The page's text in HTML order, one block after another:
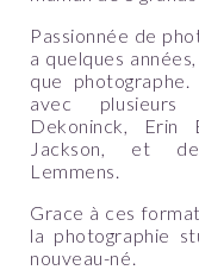
Passionnée de
a quelques
que
avec plusieurs
Dekoninck, Erin
Jackson, et
Lemmens.
Grace à ces
la photographie
nouveau-né.